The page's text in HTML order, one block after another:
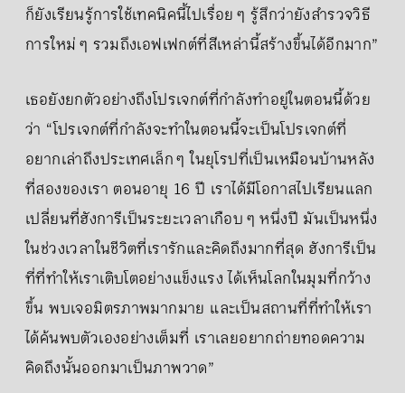
ก็ยังเรียนรู้การใช้เทคนิคนี้ไปเรื่อย ๆ รู้สึกว่ายังสำรวจวิธี
การใหม่ ๆ รวมถึงเอฟเฟกต์ที่สีเหล่านี้สร้างขึ้นได้อีกมาก”
เธอยังยกตัวอย่างถึงโปรเจกต์ที่กำลังทำอยู่ในตอนนี้ด้วย
ว่า “โปรเจกต์ที่กำลังจะทำในตอนนี้จะเป็นโปรเจกต์ที่
อยากเล่าถึงประเทศเล็ก ๆ ในยุโรปที่เป็นเหมือนบ้านหลัง
ที่สองของเรา ตอนอายุ 16 ปี เราได้มีโอกาสไปเรียนแลก
เปลี่ยนที่ฮังการีเป็นระยะเวลาเกือบ ๆ หนึ่งปี มันเป็นหนึ่ง
ในช่วงเวลาในชีวิตที่เรารักและคิดถึงมากที่สุด ฮังการีเป็น
ที่ที่ทำให้เราเติบโตอย่างแข็งแรง ได้เห็นโลกในมุมที่กว้าง
ขึ้น พบเจอมิตรภาพมากมาย และเป็นสถานที่ที่ทำให้เรา
ได้ค้นพบตัวเองอย่างเต็มที่ เราเลยอยากถ่ายทอดความ
คิดถึงนั้นออกมาเป็นภาพวาด”